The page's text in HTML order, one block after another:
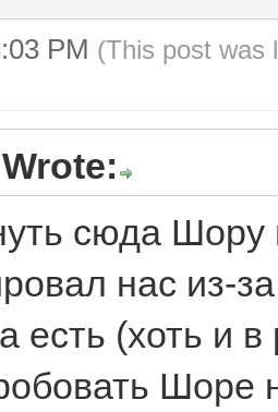
PM (This post was
сюда Шору
нас из-
есть (хоть и
Шоре